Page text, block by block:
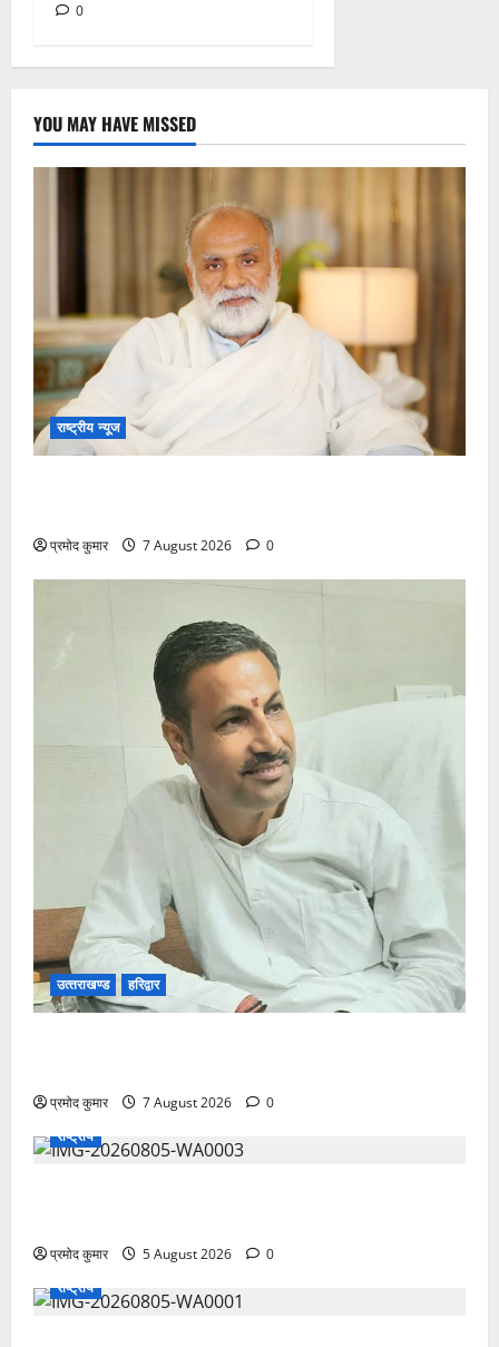
0
YOU MAY HAVE MISSED
राष्ट्रीय न्यूज
प्रमोद कुमार 7 August 2026 0
उत्‍तराखण्‍ड हरिद्वार
प्रमोद कुमार 7 August 2026
0
राष्ट्रीय
प्रमोद कुमार 5 August 2026
0
राष्ट्रीय